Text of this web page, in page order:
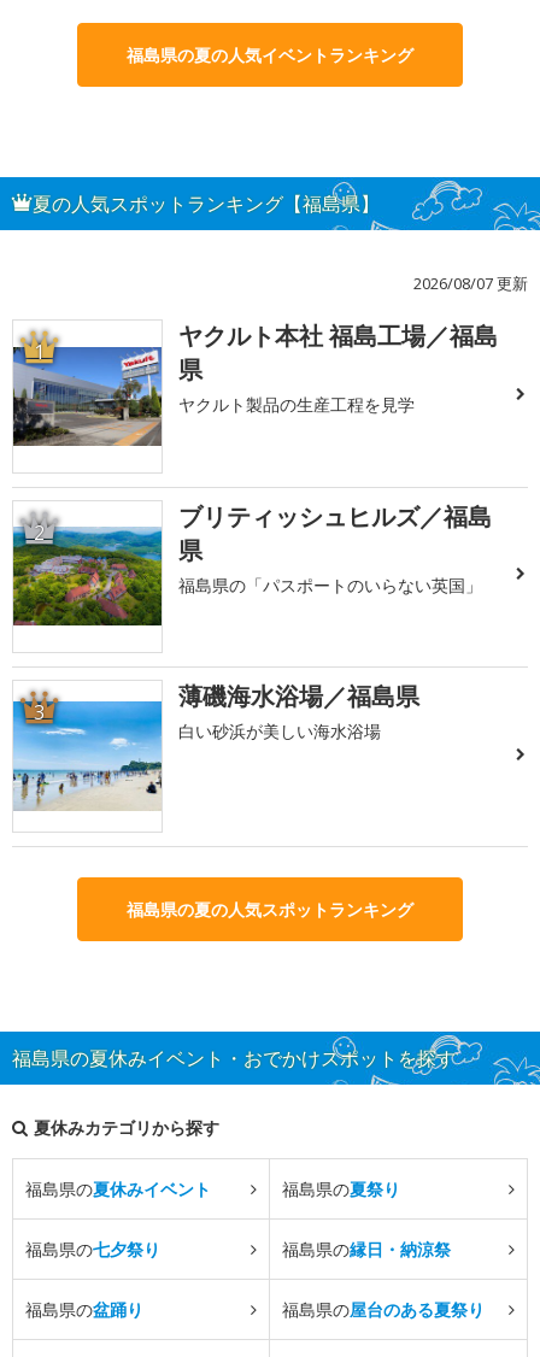
福島県の夏の人気イベントランキング
夏の人気スポットランキング【福島県】
2026/08/07 更新
1
ヤクルト本社 福島工場／福島
県
ヤクルト製品の生産工程を見学
2
ブリティッシュヒルズ／福島
県
福島県の「パスポートのいらない英国」
3 薄磯海水浴場／福島県
白い砂浜が美しい海水浴場
福島県の夏の人気スポットランキング
福島県の夏休みイベント・おでかけスポットを探す
夏休みカテゴリから探す
福島県の夏休みイベント 福島県の夏祭り
福島県の七夕祭り 福島県の縁日・納涼祭
福島県の盆踊り 福島県の屋台のある夏祭り